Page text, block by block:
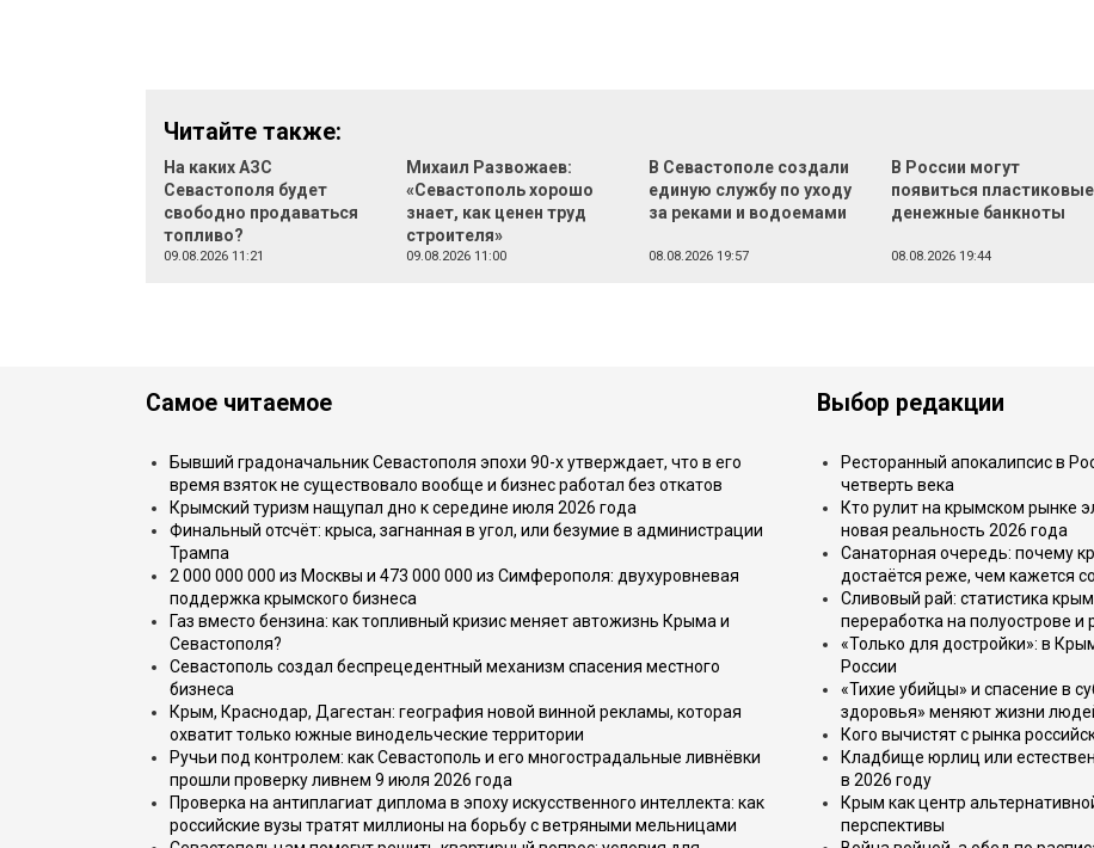
Читайте также:
На каких АЗС
Севастополя будет
свободно продаваться
топливо?
09.08.2026 11:21
Михаил Развожаев:
«Севастополь хорошо
знает, как ценен труд
строителя»
09.08.2026 11:00
В Севастополе создали
единую службу по уходу
за реками и водоемами
08.08.2026 19:57
В России могут
появиться пластиковые
денежные банкноты
08.08.2026 19:44
Самое читаемое
Бывший градоначальник Севастополя эпохи 90-х утверждает, что в его
время взяток не существовало вообще и бизнес работал без откатов
Крымский туризм нащупал дно к середине июля 2026 года
Финальный отсчёт: крыса, загнанная в угол, или безумие в администрации
Трампа
2 000 000 000 из Москвы и 473 000 000 из Симферополя: двухуровневая
поддержка крымского бизнеса
Газ вместо бензина: как топливный кризис меняет автожизнь Крыма и
Севастополя?
Севастополь создал беспрецедентный механизм спасения местного
бизнеса
Крым, Краснодар, Дагестан: география новой винной рекламы, которая
охватит только южные винодельческие территории
Ручьи под контролем: как Севастополь и его многострадальные ливнёвки
прошли проверку ливнем 9 июля 2026 года
Проверка на антиплагиат диплома в эпоху искусственного интеллекта: как
российские вузы тратят миллионы на борьбу с ветряными мельницами
Выбор редакции
Ресторанный апокалипсис в
четверть века
Кто рулит на крымском рынке
новая реальность 2026 года
Санаторная очередь: почему
достаётся реже, чем кажется
Сливовый рай: статистика
переработка на полуострове и
«Только для достройки»: в
России
«Тихие убийцы» и спасение в
здоровья» меняют жизни
Кого вычистят с рынка
Кладбище юрлиц или
в 2026 году
Крым как центр
перспективы